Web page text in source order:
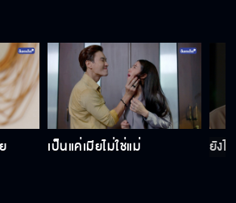
ซ่านเสน่หา มันแรงส์ ฟาดไม่หยุด ฉุดไม่อยู่!
ผมรักเขาทุกลมหายใจ
เป็นแค่เมียไม่ใช่แม่ ยังไ